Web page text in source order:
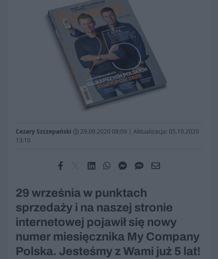
Cezary Szczepański 29.09.2020 08:09 | Aktualizacja: 05.10.2020
13:10
29 września w punktach
sprzedaży i na naszej stronie
internetowej pojawił się nowy
numer miesięcznika My Company
Polska. Jesteśmy z Wami już 5 lat!